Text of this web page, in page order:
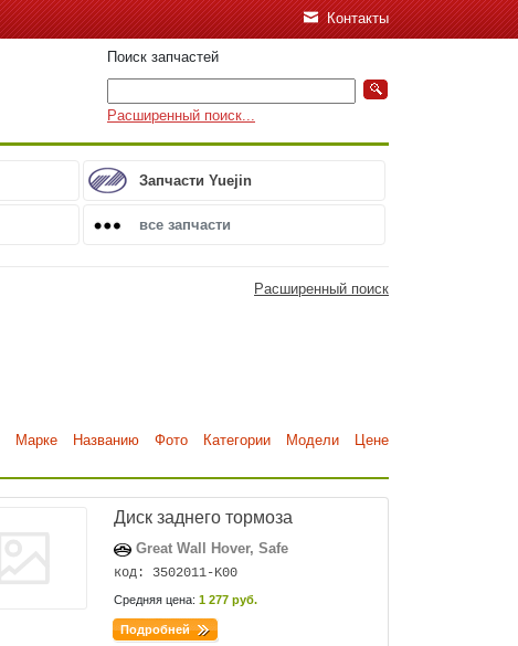
Контакты
Поиск запчастей
Расширенный поиск...
Запчасти Yuejin
все запчасти
Расширенный поиск
Марке Названию Фото Категории Модели Цене
Диск заднего тормоза
Great Wall Hover, Safe
код: 3502011-K00
Средняя цена:1 277 руб.
Подробней